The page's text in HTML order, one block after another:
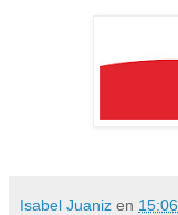
Isabel Juaniz en 15:06